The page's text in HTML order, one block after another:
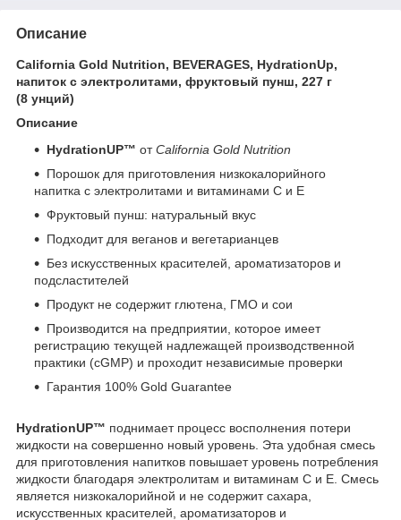
Описание
California Gold Nutrition, BEVERAGES, HydrationUp,
напиток с электролитами, фруктовый пунш, 227 г
(8 унций)
Описание
HydrationUP™ отCalifornia Gold Nutrition
Порошок для приготовления низкокалорийного
напитка с электролитами и витаминами C и E
Фруктовый пунш: натуральный вкус
Подходит для веганов и вегетарианцев
Без искусственных красителей, ароматизаторов и
подсластителей
Продукт не содержит глютена, ГМО и сои
Производится на предприятии, которое имеет
регистрацию текущей надлежащей производственной
практики (cGMP) и проходит независимые проверки
Гарантия 100% Gold Guarantee
HydrationUP™ поднимает процесс восполнения потери
жидкости на совершенно новый уровень. Эта удобная смесь
для приготовления напитков повышает уровень потребления
жидкости благодаря электролитам и витаминам C и E. Смесь
является низкокалорийной и не содержит сахара,
искусственных красителей, ароматизаторов и